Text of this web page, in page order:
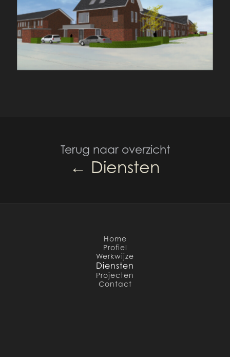
Terug naar overzicht
← Diensten
Home
Profiel
Werkwijze
Diensten
Projecten
Contact